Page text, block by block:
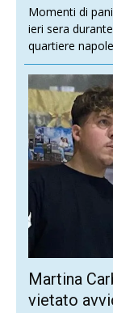
Momenti di
ieri sera
quartiere
Martina
vietato